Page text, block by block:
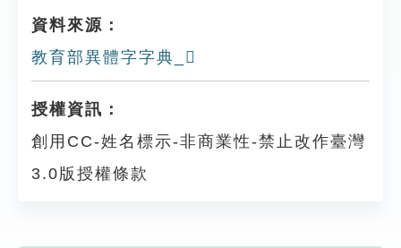
資料來源：
教育部異體字字典_𩆶
授權資訊：
創用CC-姓名標示-非商業性-禁止改作臺灣
3.0版授權條款